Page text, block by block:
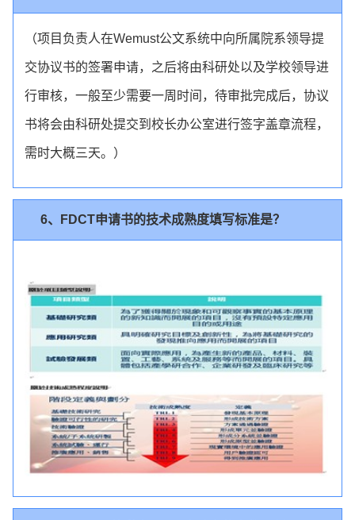
（项目负责人在Wemust公文系统中向所属院系领导提
交协议书的签署申请，之后将由科研处以及学校领导进
行审核，一般至少需要一周时间，待审批完成后，协议
书将会由科研处提交到校长办公室进行签字盖章流程，
需时大概三天。）
6、FDCT申请书的技术成熟度填写标准是？